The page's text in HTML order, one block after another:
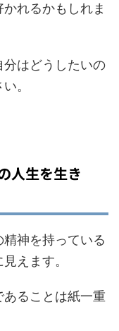
れるかもしれま
はどうしたいの
。
人生を生き
神を持っている
えます。
ることは紙一重